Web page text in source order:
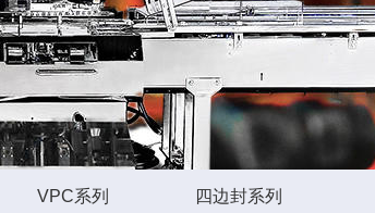
VPC系列 四边封系列